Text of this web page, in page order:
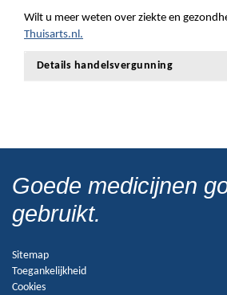
Wilt u meer weten over ziekte en
Thuisarts.nl.
Details handelsvergunning
Goede medicijnen
gebruikt.
Sitemap
Toegankelijkheid
Cookies